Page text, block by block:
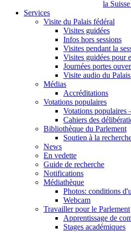
la
Services
Visite du Palais fédéral
Visites guidées
Infos hors sessions
Visites pendant la
Visites guidées pour
Journées portes
Visite audio du
Médias
Accréditations
Votations populaires
Votations populaires
Cahiers des
Bibliothèque du Parlement
Soutien à la
News
En vedette
Guide de recherche
Notifications
Médiathèque
Photos: conditions
Webcam
Travailler pour le Parlement
Apprentissage de
Stages académiques